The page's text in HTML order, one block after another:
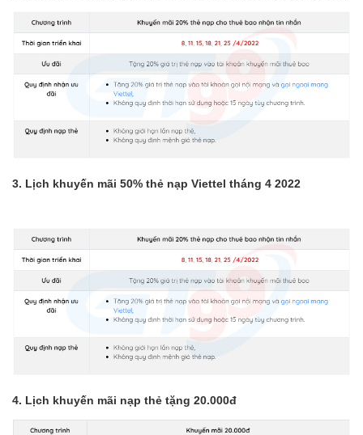
3. Lịch khuyến mãi 50% thẻ nạp Viettel tháng 4 2022
4. Lịch khuyến mãi nạp thẻ tặng 20.000đ